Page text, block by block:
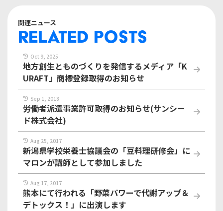
関連ニュース
RELATED POSTS
Oct 9, 2025
地方創生とものづくりを発信するメディア「K
URAFT」商標登録取得のお知らせ
Sep 1, 2018
労働者派遣事業許可取得のお知らせ(サンシー
ド株式会社)
Aug 25, 2017
新潟県学校栄養士協議会の「豆料理研修会」に
マロンが講師として参加しました
Aug 17, 2017
熊本にて行われる「野菜パワーで代謝アップ＆
デトックス！」に出演します